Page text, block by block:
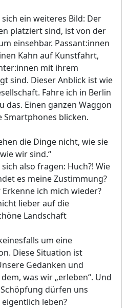
ein weiteres Bild: Der
platziert sind, ist von der
einsehbar. Passant:innen
Kahn auf Kunstfahrt,
mit ihrem
sind. Dieser Anblick ist wie
Fahre ich in Berlin
das. Einen ganzen Waggon
Smartphones blicken.
die Dinge nicht, wie sie
wir sind.“
also fragen: Huch?! Wie
es meine Zustimmung?
ich mich wieder?
lieber auf die
Landschaft
um eine
Diese Situation ist
Gedanken und
was wir „erleben“. Und
dürfen uns
leben?